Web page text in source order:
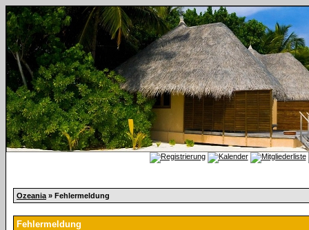
Ozeania » Fehlermeldung
Fehlermeldung